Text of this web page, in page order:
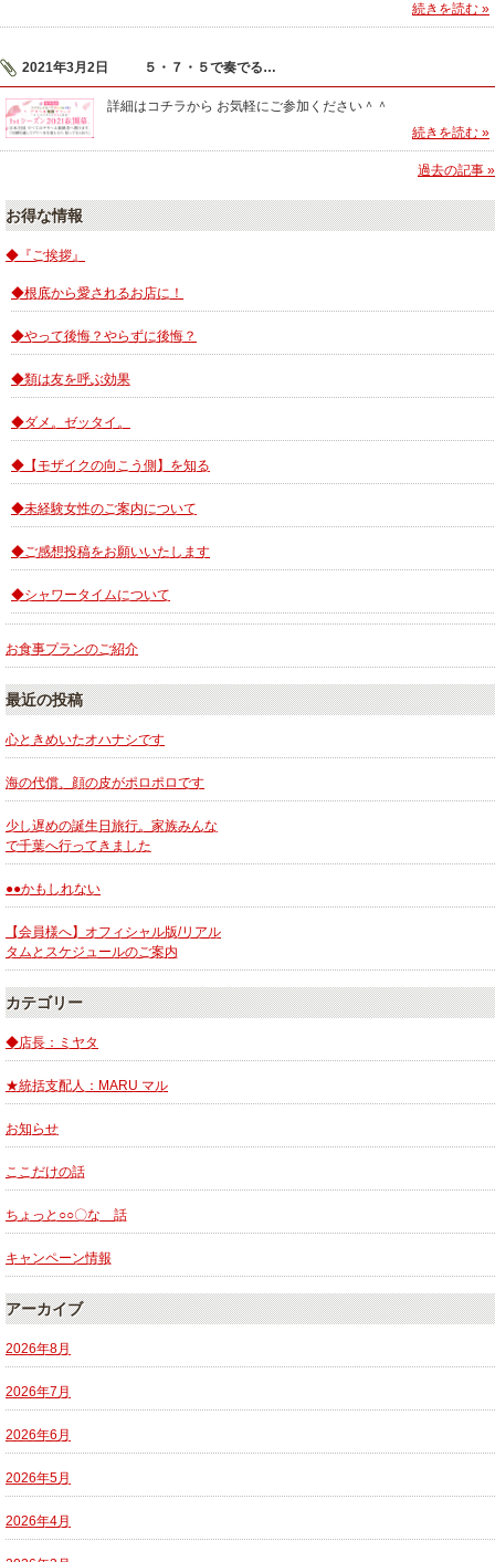
続きを読む »
2021年3月2日 ５・７・５で奏でる…
詳細はコチラから お気軽にご参加ください＾＾
続きを読む »
過去の記事 »
お得な情報
◆『ご挨拶』
◆根底から愛されるお店に！
◆やって後悔？やらずに後悔？
◆類は友を呼ぶ効果
◆ダメ。ゼッタイ。
◆【モザイクの向こう側】を知る
◆未経験女性のご案内について
◆ご感想投稿をお願いいたします
◆シャワータイムについて
お食事プランのご紹介
最近の投稿
心ときめいたオハナシです
海の代償、顔の皮がポロポロです
少し遅めの誕生日旅行。家族みんな
で千葉へ行ってきました
●●かもしれない
【会員様へ】オフィシャル版/リアル
タムとスケジュールのご案内
カテゴリー
◆店長：ミヤタ
★統括支配人：MARU マル
お知らせ
ここだけの話
ちょっと○○〇な 話
キャンペーン情報
アーカイブ
2026年8月
2026年7月
2026年6月
2026年5月
2026年4月